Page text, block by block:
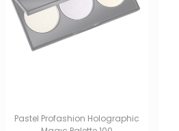
Pastel Profashion Holographic